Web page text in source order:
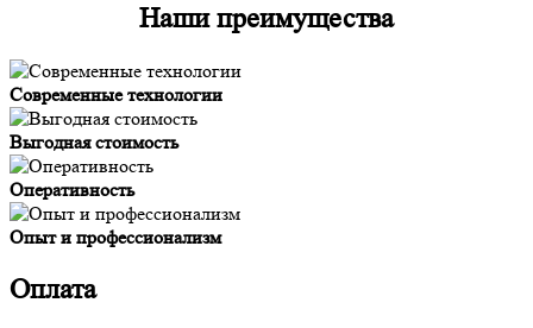
Наши преимущества
Современные технологии
Выгодная стоимость
Оперативность
Опыт и профессионализм
Оплата